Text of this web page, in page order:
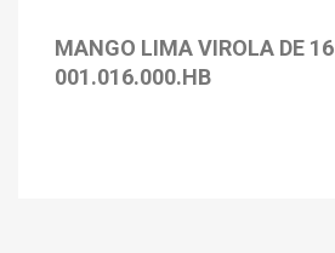
MANGO LIMA VIROLA DE 16
001.016.000.HB